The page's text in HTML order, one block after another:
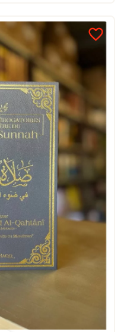
favorite_border